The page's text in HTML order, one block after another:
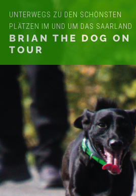
UNTERWEGS ZU DEN SCHÖNSTEN
PLÄTZEN IM UND UM DAS SAARLAND
BRIAN THE DOG ON
TOUR